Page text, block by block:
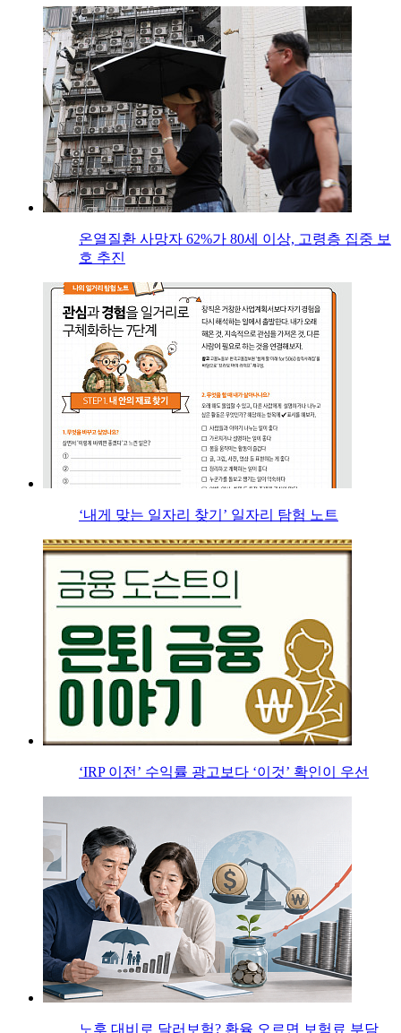
온열질환 사망자 62%가 80세 이상, 고령층 집중 보
호 추진
‘내게 맞는 일자리 찾기’ 일자리 탐험 노트
‘IRP 이전’ 수익률 광고보다 ‘이것’ 확인이 우선
노후 대비로 달러보험? 환율 오르면 보험료 부담